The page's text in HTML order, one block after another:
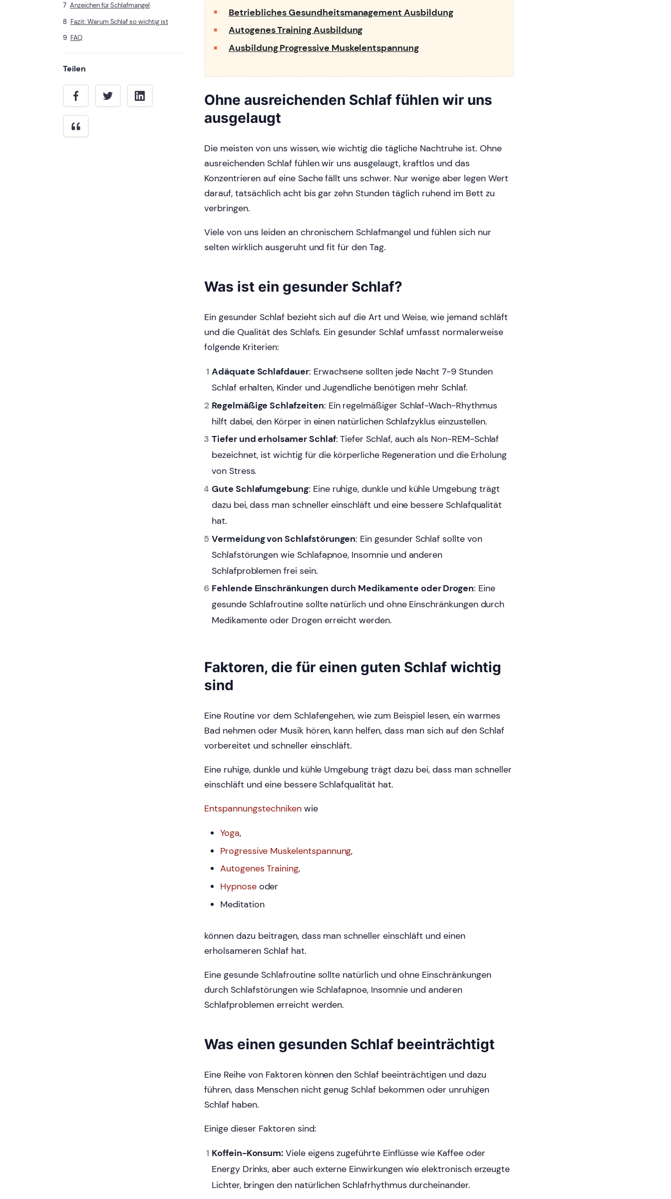
Anzeichen für Schlafmangel
Fazit: Warum Schlaf so wichtig ist
FAQ
Teilen
Betriebliches Gesundheitsmanagement Ausbildung
Autogenes Training Ausbildung
Ausbildung Progressive Muskelentspannung
Ohne ausreichenden Schlaf fühlen wir uns
ausgelaugt
Die meisten von uns wissen, wie wichtig die tägliche Nachtruhe ist. Ohne
ausreichenden Schlaf fühlen wir uns ausgelaugt, kraftlos und das
Konzentrieren auf eine Sache fällt uns schwer. Nur wenige aber legen Wert
darauf, tatsächlich acht bis gar zehn Stunden täglich ruhend im Bett zu
verbringen.
Viele von uns leiden an chronischem Schlafmangel und fühlen sich nur
selten wirklich ausgeruht und fit für den Tag.
Was ist ein gesunder Schlaf?
Ein gesunder Schlaf bezieht sich auf die Art und Weise, wie jemand schläft
und die Qualität des Schlafs. Ein gesunder Schlaf umfasst normalerweise
folgende Kriterien:
Adäquate Schlafdauer: Erwachsene sollten jede Nacht 7-9 Stunden
Schlaf erhalten, Kinder und Jugendliche benötigen mehr Schlaf.
Regelmäßige Schlafzeiten: Ein regelmäßiger Schlaf-Wach-Rhythmus
hilft dabei, den Körper in einen natürlichen Schlafzyklus einzustellen.
Tiefer und erholsamer Schlaf: Tiefer Schlaf, auch als Non-REM-Schlaf
bezeichnet, ist wichtig für die körperliche Regeneration und die Erholung
von Stress.
Gute Schlafumgebung: Eine ruhige, dunkle und kühle Umgebung trägt
dazu bei, dass man schneller einschläft und eine bessere Schlafqualität
hat.
Vermeidung von Schlafstörungen: Ein gesunder Schlaf sollte von
Schlafstörungen wie Schlafapnoe, Insomnie und anderen
Schlafproblemen frei sein.
Fehlende Einschränkungen durch Medikamente oder Drogen: Eine
gesunde Schlafroutine sollte natürlich und ohne Einschränkungen durch
Medikamente oder Drogen erreicht werden.
Faktoren, die für einen guten Schlaf wichtig
sind
Eine Routine vor dem Schlafengehen, wie zum Beispiel lesen, ein warmes
Bad nehmen oder Musik hören, kann helfen, dass man sich auf den Schlaf
vorbereitet und schneller einschläft.
Eine ruhige, dunkle und kühle Umgebung trägt dazu bei, dass man schneller
einschläft und eine bessere Schlafqualität hat.
Entspannungstechnikenwie
Yoga,
Progressive Muskelentspannung,
Autogenes Training,
Hypnoseoder
Meditation
können dazu beitragen, dass man schneller einschläft und einen
erholsameren Schlaf hat.
Eine gesunde Schlafroutine sollte natürlich und ohne Einschränkungen
durch Schlafstörungen wie Schlafapnoe, Insomnie und anderen
Schlafproblemen erreicht werden.
Was einen gesunden Schlaf beeinträchtigt
Eine Reihe von Faktoren können den Schlaf beeinträchtigen und dazu
führen, dass Menschen nicht genug Schlaf bekommen oder unruhigen
Schlaf haben.
Einige dieser Faktoren sind:
Koffein-Konsum: Viele eigens zugeführte Einflüsse wie Kaffee oder
Energy Drinks, aber auch externe Einwirkungen wie elektronisch erzeugte
Lichter, bringen den natürlichen Schlafrhythmus durcheinander.